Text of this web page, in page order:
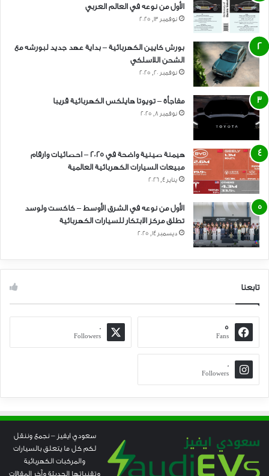
الأول من نوعه في العالم العربي
نوفمبر 13, 2025
بورش كايين الكهربائية – بداية عهد جديد لبورشه مع
الشحن اللاسلكي
نوفمبر 20, 2025
مفاجأة – تويوتا هايلكس الكهربائية قريبا
نوفمبر 8, 2025
هيمنة صينية واضحة في 2025 – احصائيات وارقام
مبيعات السيارات الكهربائية العالمية
يناير 4, 2026
الأول من نوعه في الشرق الأوسط – كاكست ولوسد
تطلق مركز الابتكار للسيارات الكهربائية
ديسمبر 14, 2025
تابعنا
5
Fans
0
Followers
0
Followers
سعودي ايفيز – نجمع وننقل
لكم كل ما يتعلق بالسيارات
والمركبات الكهربائية
وتقنياتها الحديثة وآخر المقالات